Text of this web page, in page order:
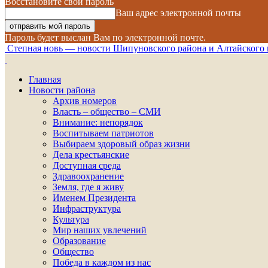
Ваш адрес электронной почты
Пароль будет выслан Вам по электронной почте.
Степная новь — новости Шипуновского района и Алтайского
Главная
Новости района
Архив номеров
Власть – общество – СМИ
Внимание: непорядок
Воспитываем патриотов
Выбираем здоровый образ жизни
Дела крестьянские
Доступная среда
Здравоохранение
Земля, где я живу
Именем Президента
Инфраструктура
Культура
Мир наших увлечений
Образование
Общество
Победа в каждом из нас